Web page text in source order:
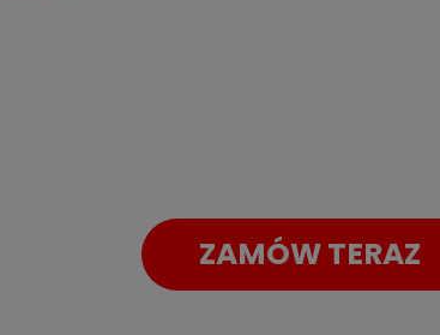
ZAMÓW TERAZ